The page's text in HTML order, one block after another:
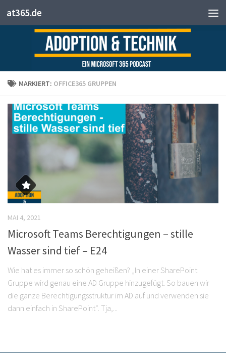
Zum Inhalt springen
at365.de
MARKIERT: OFFICE365 GRUPPEN
MAI 4, 2021
Microsoft Teams Berechtigungen – stille
Wasser sind tief – E24
Wie hat es immer so schön geheißen? „In einer SharePoint
Gruppe wird genau eine AD Gruppe hinzugefügt. So bauen wir
die ganze Berechtigungsstruktur im AD auf und verwenden sie
dann einfach in SharePoint“. Tja,...